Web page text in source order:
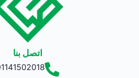
اتصل بنا